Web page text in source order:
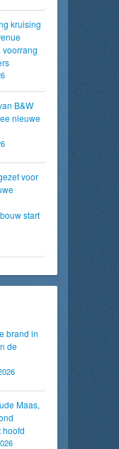
kruising
voorrang
B&W
nieuwe
voor
start
brand in
de
Maas,
hoofd